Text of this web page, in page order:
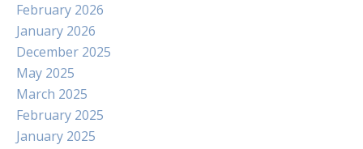
February 2026
January 2026
December 2025
May 2025
March 2025
February 2025
January 2025